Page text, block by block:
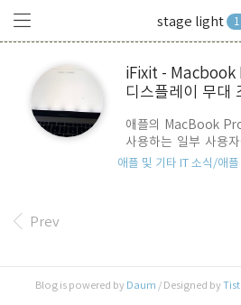
stage light 1
iFixit - Macbook
디스플레이 무
애플의 MacBook
사용하는 일부 사용
플레이 하단에 백라
겪고 있는 것으로 확
문인지 논란이 되고
다. 이 문제와 관련,
트가 올라왔습니다.
애플 및 기타 IT 소식/애
Prev
Blog is powered by Daum / Designed by